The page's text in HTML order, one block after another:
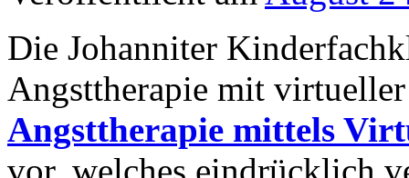
Die Johanniter
Angsttherapie mit
Angsttherapie mittels